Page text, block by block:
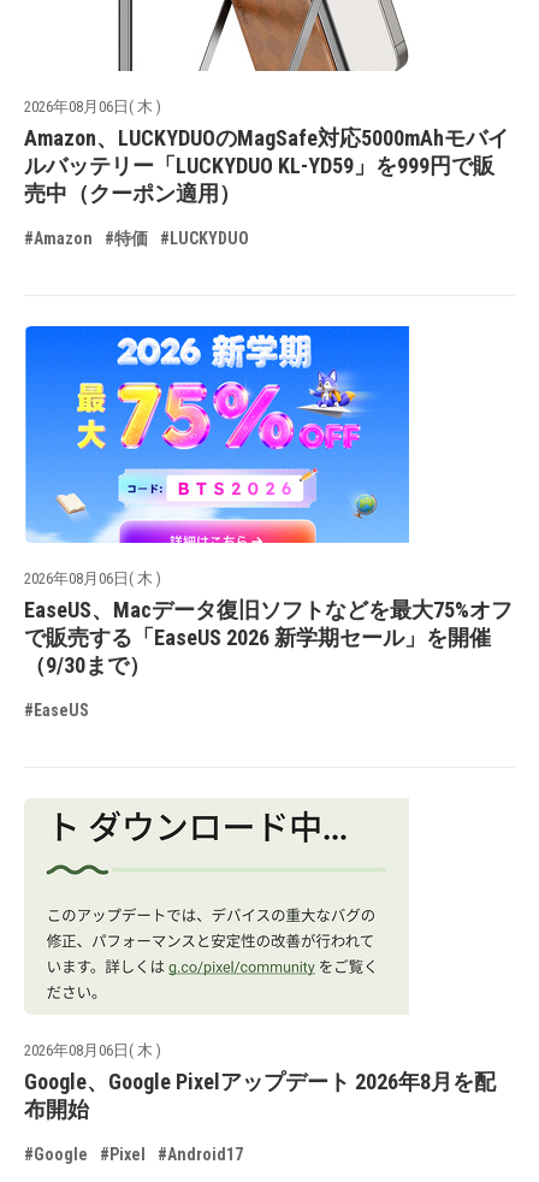
2026年08月06日( 木 )
Amazon、LUCKYDUOのMagSafe対応5000mAhモバイ
ルバッテリー「LUCKYDUO KL-YD59」を999円で販
売中（クーポン適用）
#Amazon #特価 #LUCKYDUO
2026年08月06日( 木 )
EaseUS、Macデータ復旧ソフトなどを最大75%オフ
で販売する「EaseUS 2026 新学期セール」を開催
（9/30まで）
#EaseUS
2026年08月06日( 木 )
Google、Google Pixelアップデート 2026年8月を配
布開始
#Google #Pixel #Android17